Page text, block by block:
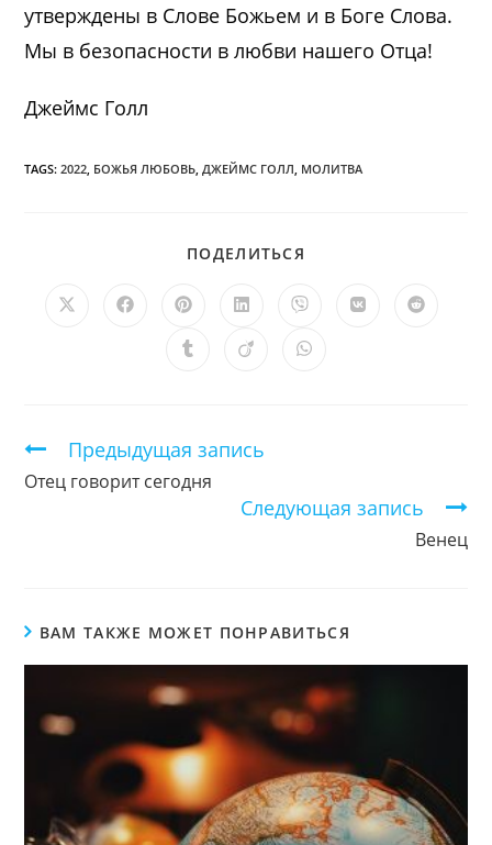
утверждены в Слове Божьем и в Боге Слова.
Мы в безопасности в любви нашего Отца!
Джеймс Голл
TAGS:2022 БОЖЬЯ ЛЮБОВЬ ДЖЕЙМС ГОЛЛ МОЛИТВА
ПОДЕЛИТЬСЯ
Открывается
Открывается
новом
Открывается
в
новом
Открывается
новом
Открывается
новом
Открывается
Открывается
ОткрываетсяОткрывается
Продолжить
чтение
Предыдущая запись
Отец говорит сегодня
Следующая запись
Венец
ВАМ ТАКЖЕ МОЖЕТ ПОНРАВИТЬСЯ